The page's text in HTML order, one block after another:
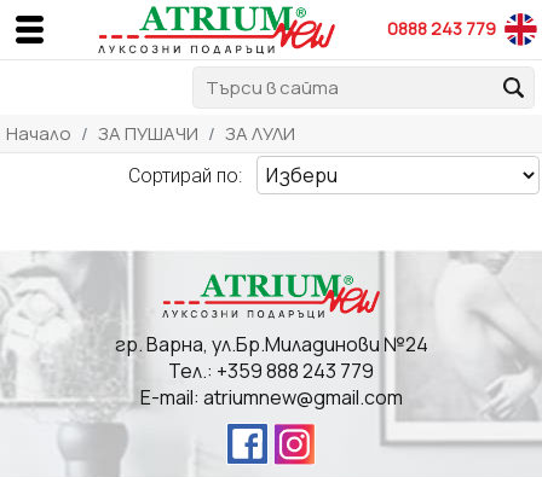
0888 243 779
Начало ЗА ПУШАЧИ ЗА ЛУЛИ
Сортирай по:
гр. Варна, ул.Бр.Миладинови №24
Тел.: +359 888 243 779
E-mail: atriumnew@gmail.com